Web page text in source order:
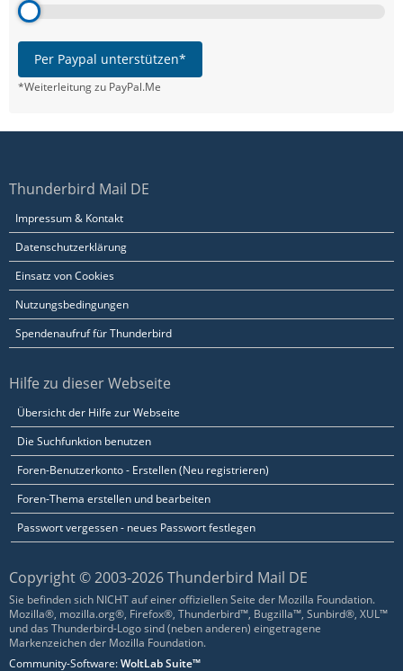
Per Paypal unterstützen*
*Weiterleitung zu PayPal.Me
Thunderbird Mail DE
Impressum & Kontakt
Datenschutzerklärung
Einsatz von Cookies
Nutzungsbedingungen
Spendenaufruf für Thunderbird
Hilfe zu dieser Webseite
Übersicht der Hilfe zur Webseite
Die Suchfunktion benutzen
Foren-Benutzerkonto - Erstellen (Neu registrieren)
Foren-Thema erstellen und bearbeiten
Passwort vergessen - neues Passwort festlegen
Copyright © 2003-2026 Thunderbird Mail DE
Sie befinden sich NICHT auf einer offiziellen Seite der Mozilla Foundation.
Mozilla®, mozilla.org®, Firefox®, Thunderbird™, Bugzilla™, Sunbird®, XUL™
und das Thunderbird-Logo sind (neben anderen) eingetragene
Markenzeichen der Mozilla Foundation.
Community-Software:WoltLab Suite™